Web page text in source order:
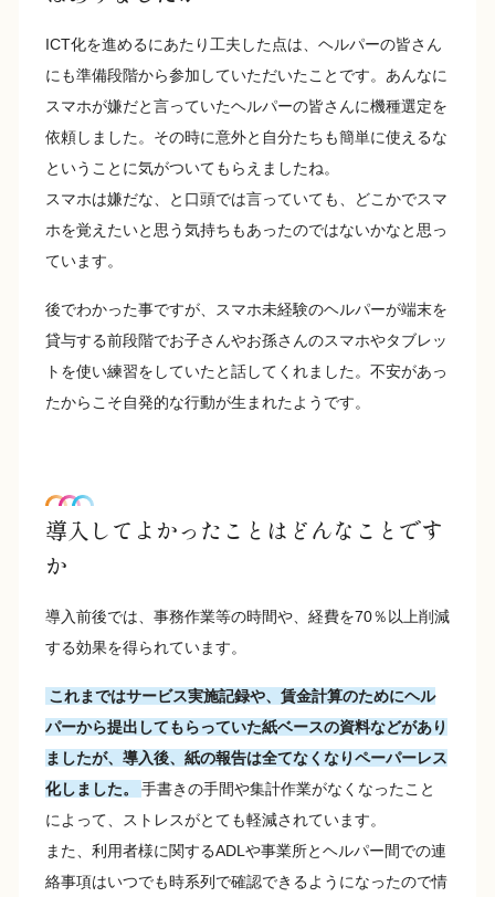
ICT化を進めるにあたり工夫した点は、ヘルパーの皆さん
にも準備段階から参加していただいたことです。あんなに
スマホが嫌だと言っていたヘルパーの皆さんに機種選定を
依頼しました。その時に意外と自分たちも簡単に使えるな
ということに気がついてもらえましたね。
スマホは嫌だな、と口頭では言っていても、どこかでスマ
ホを覚えたいと思う気持ちもあったのではないかなと思っ
ています。
後でわかった事ですが、スマホ未経験のヘルパーが端末を
貸与する前段階でお子さんやお孫さんのスマホやタブレッ
トを使い練習をしていたと話してくれました。不安があっ
たからこそ自発的な行動が生まれたようです。
導入してよかったことはどんなことです
か
導入前後では、事務作業等の時間や、経費を70％以上削減
する効果を得られています。
これまではサービス実施記録や、賃金計算のためにヘル
パーから提出してもらっていた紙ベースの資料などがあり
ましたが、導入後、紙の報告は全てなくなりペーパーレス
化しました。
手書きの手間や集計作業がなくなったこと
によって、ストレスがとても軽減されています。
また、利用者様に関するADLや事業所とヘルパー間での連
絡事項はいつでも時系列で確認できるようになったので情